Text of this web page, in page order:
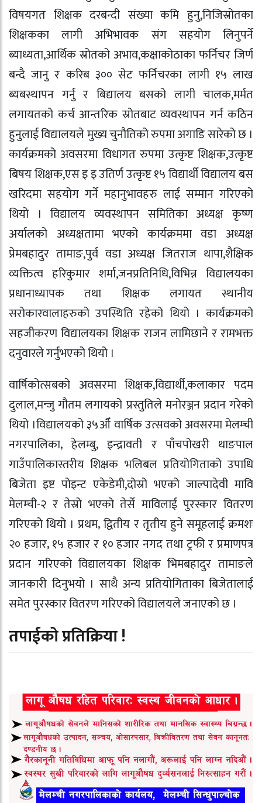
विषयगत शिक्षक दरबन्दी संख्या कमि हुनु,निजिस्रोतका
शिक्षकका लागी अभिभावक संग सहयोग लिनुपर्ने
ब्याध्यता,आर्थिक स्रोतको अभाव,कक्षाकोठाका फर्निचर जिर्ण
बन्दै जानु र करिब ३०० सेट फर्निचरका लागी १५ लाख
ब्यबस्थापन गर्नु र बिद्यालय बसको लागी चालक,मर्मत
लगायतको कर्च आन्तरिक स्रोतबाट व्यवस्थापन गर्न कठिन
हुनुलाई विद्यालयले मुख्य चुनौतिको रुपमा अगाडि सारेको छ ।
कार्यक्रमको अवसरमा विधागत रुपमा उत्कृष्ट शिक्षक,उत्कृष्ट
बिषय शिक्षक,एस इ इ उतिर्ण उत्कृष्ट १५ विद्यार्थी विद्यालय बस
खरिदमा सहयोग गर्ने महानुभावहरु लाई सम्मान गरिएको
थियो । विद्यालय व्यवस्थापन समितिका अध्यक्ष कृष्ण
अर्यालको अध्यक्षतामा भएको कार्यक्रममा वडा अध्यक्ष
प्रेमबहादुर तामाङ,पुर्व वडा अध्यक्ष जितराज थापा,शैक्षिक
व्यक्तित्व हरिकुमार शर्मा,जनप्रतिनिधि,विभिन्न विद्यालयका
प्रधानाध्यापक तथा शिक्षक लगायत स्थानीय
सरोकारवालाहरुको उपस्थिति रहेको थियो । कार्यक्रमको
सहजीकरण विद्यालयका शिक्षक राजन लामिछाने र रामभक्त
दनुवारले गर्नुभएको थियो ।
वार्षिकोत्सबको अवसरमा शिक्षक,विद्यार्थी,कलाकार पदम
दुलाल,मन्जु गौतम लगायको प्रस्तुतिले मनोरञ्जन प्रदान गरेको
थियो ।विद्यालयको ३५औँ वार्षिक उत्सवको अवसरमा मेलम्ची
नगरपालिका‚ हेलम्बु‚ इन्द्रावती र पाँचपोखरी थाङपाल
गाउँपालिकास्तरीय शिक्षक भलिबल प्रतियोगिताको उपाधि
बिजेता इष्ट पोइन्ट एकेडेमी,दोस्रो भएको जाल्पादेवी मावि
मेलम्ची-२ र तेस्रो भएको तेर्से माविलाई पुरस्कार वितरण
गरिएको थियो । प्रथम‚ द्वितीय र तृतीय हुने समूहलाई क्रमशः
२० हजार‚ १५ हजार र १० हजार नगद तथा ट्रफी र प्रमाणपत्र
प्रदान गरिएको विद्यालयका शिक्षक भिमबहादुर तामाङले
जानकारी दिनुभयो । साथै अन्य प्रतियोगिताका बिजेतालाई
समेत पुरस्कार वितरण गरिएको विद्यालयले जनाएको छ ।
तपाईको प्रतिक्रिया !